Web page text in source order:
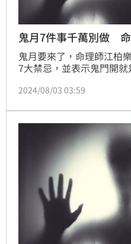
鬼月7件事千萬別做
鬼月要來了，命理師江柏
7大禁忌，並表示鬼門開
廟，在鬼月都沒有起乩、
2024/08/03 03:59